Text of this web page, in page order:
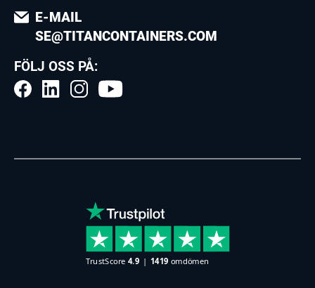
E-MAIL
SE@TITANCONTAINERS.COM
FÖLJ OSS PÅ: